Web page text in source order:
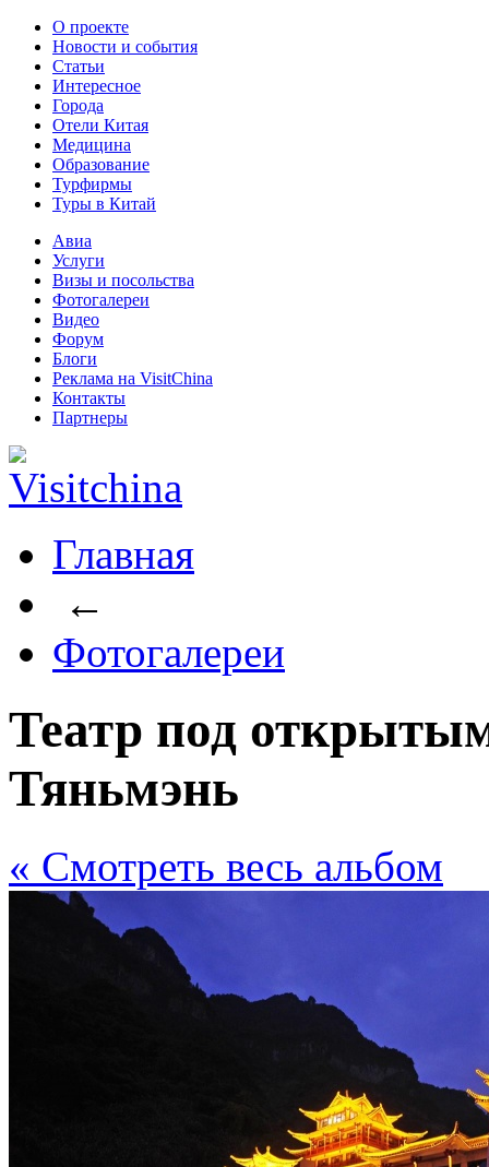
О проекте
Новости и события
Статьи
Интересное
Города
Отели Китая
Медицина
Образование
Турфирмы
Туры в Китай
Авиа
Услуги
Визы и посольства
Фотогалереи
Видео
Форум
Блоги
Реклама на VisitChina
Контакты
Партнеры
Главная
←
Фотогалереи
Театр под
Тяньмэнь
« Cмотреть весь альбом